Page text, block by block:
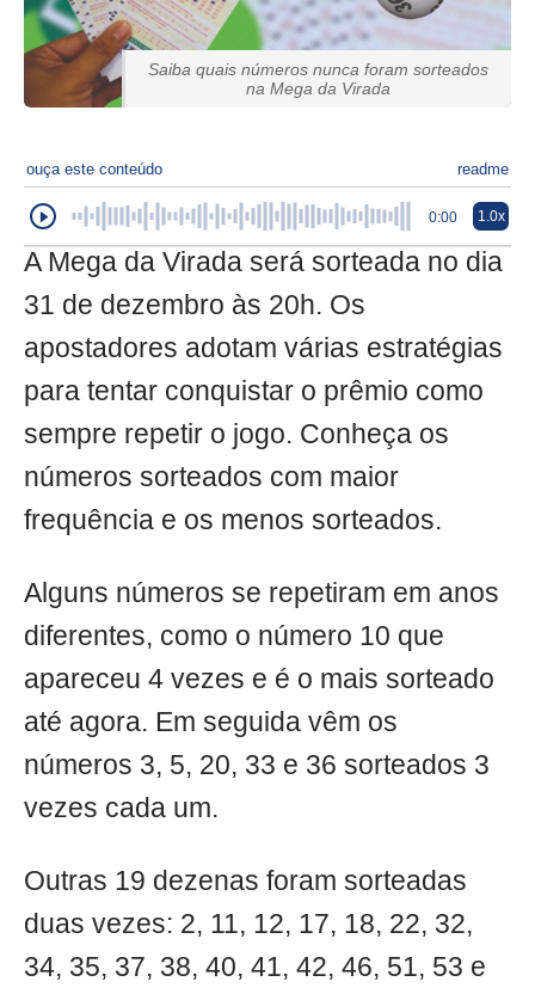
Saiba quais números nunca foram sorteados
na Mega da Virada
ouça este conteúdo readme
0:00 1.0x
A Mega da Virada será sorteada no dia
31 de dezembro às 20h. Os
apostadores adotam várias estratégias
para tentar conquistar o prêmio como
sempre repetir o jogo. Conheça os
números sorteados com maior
frequência e os menos sorteados.
Alguns números se repetiram em anos
diferentes, como o número 10 que
apareceu 4 vezes e é o mais sorteado
até agora. Em seguida vêm os
números 3, 5, 20, 33 e 36 sorteados 3
vezes cada um.
Outras 19 dezenas foram sorteadas
duas vezes: 2, 11, 12, 17, 18, 22, 32,
34, 35, 37, 38, 40, 41, 42, 46, 51, 53 e